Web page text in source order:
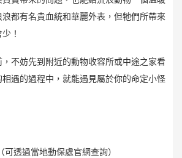
都有名貴血統和華麗外表，但牠們所帶來
！
不妨先到附近的動物收容所或中途之家看
遇的過程中，就能遇見屬於你的命定小怪
透過當地動保處官網查詢）